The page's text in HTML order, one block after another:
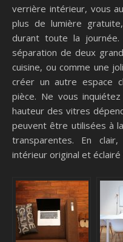
verrière intérieur, vous
plus de lumière
durant toute la
séparation de deux
cuisine, ou comme une
créer un autre espace
pièce. Ne vous
hauteur des vitres
peuvent être utilisées à
transparentes. En
intérieur original et